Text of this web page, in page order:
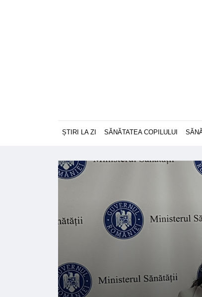
ȘTIRI LA ZI SĂNĂTATEA COPILULUI